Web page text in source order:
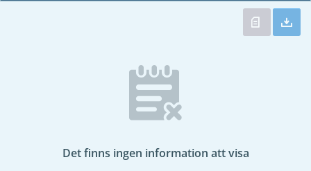
Det finns ingen information att visa